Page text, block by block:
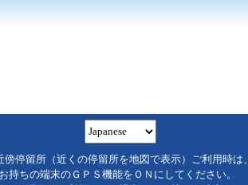
傍停留所（近くの停留所を地図で表示）ご利用時は、
持ちの端末のＧＰＳ機能をＯＮにしてください。